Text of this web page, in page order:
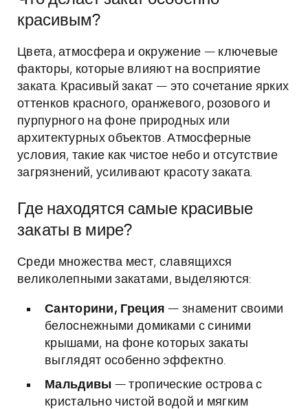
красивым?
Цвета, атмосфера и окружение — ключевые
факторы, которые влияют на восприятие
заката. Красивый закат — это сочетание ярких
оттенков красного, оранжевого, розового и
пурпурного на фоне природных или
архитектурных объектов. Атмосферные
условия, такие как чистое небо и отсутствие
загрязнений, усиливают красоту заката.
Где находятся самые красивые
закаты в мире?
Среди множества мест, славящихся
великолепными закатами, выделяются:
Санторини, Греция — знаменит своими
белоснежными домиками с синими
крышами, на фоне которых закаты
выглядят особенно эффектно.
Мальдивы — тропические острова с
кристально чистой водой и мягким